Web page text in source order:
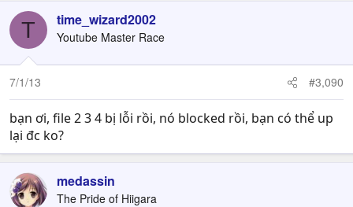
T time_wizard2002
Youtube Master Race
7/1/13 #3,090
bạn ơi, file 2 3 4 bị lỗi rồi, nó blocked rồi, bạn có thể up
lại đc ko?
medassin
The Pride of Hiigara